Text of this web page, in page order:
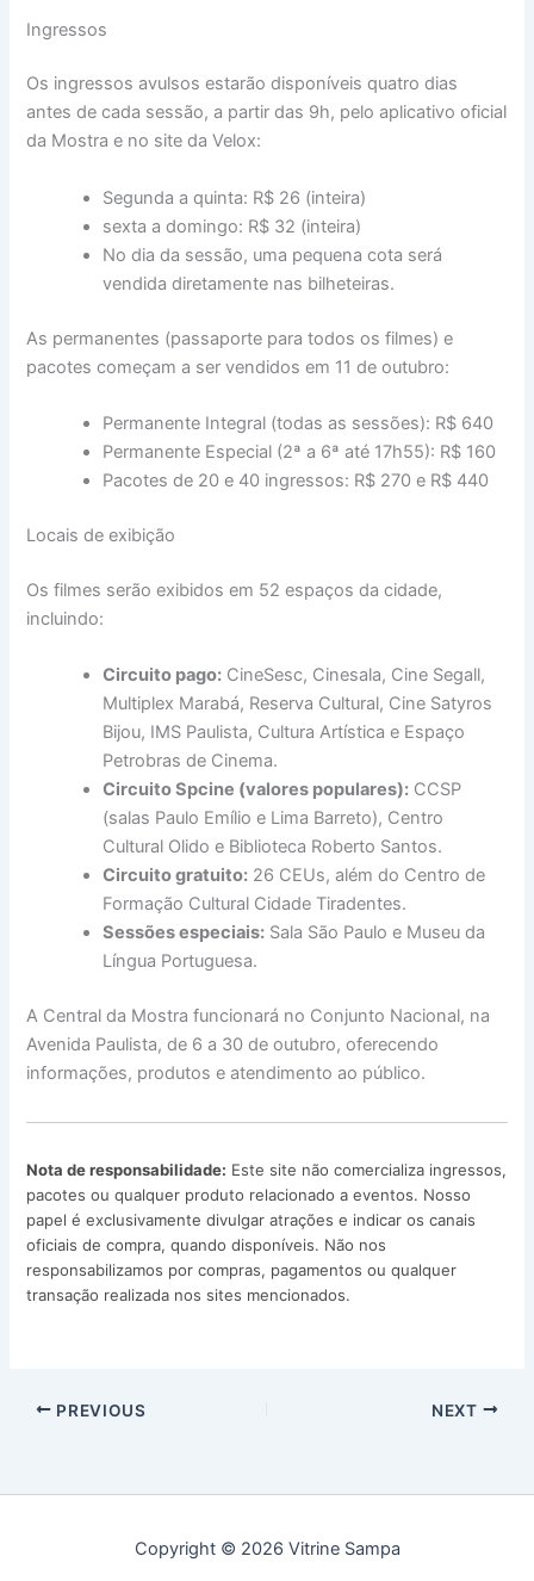
Ingressos
Os ingressos avulsos estarão disponíveis quatro dias
antes de cada sessão, a partir das 9h, pelo aplicativo oficial
da Mostra e no site da Velox:
Segunda a quinta: R$ 26 (inteira)
sexta a domingo: R$ 32 (inteira)
No dia da sessão, uma pequena cota será
vendida diretamente nas bilheteiras.
As permanentes (passaporte para todos os filmes) e
pacotes começam a ser vendidos em 11 de outubro:
Permanente Integral (todas as sessões): R$ 640
Permanente Especial (2ª a 6ª até 17h55): R$ 160
Pacotes de 20 e 40 ingressos: R$ 270 e R$ 440
Locais de exibição
Os filmes serão exibidos em 52 espaços da cidade,
incluindo:
Circuito pago: CineSesc, Cinesala, Cine Segall,
Multiplex Marabá, Reserva Cultural, Cine Satyros
Bijou, IMS Paulista, Cultura Artística e Espaço
Petrobras de Cinema.
Circuito Spcine (valores populares): CCSP
(salas Paulo Emílio e Lima Barreto), Centro
Cultural Olido e Biblioteca Roberto Santos.
Circuito gratuito: 26 CEUs, além do Centro de
Formação Cultural Cidade Tiradentes.
Sessões especiais: Sala São Paulo e Museu da
Língua Portuguesa.
A Central da Mostra funcionará no Conjunto Nacional, na
Avenida Paulista, de 6 a 30 de outubro, oferecendo
informações, produtos e atendimento ao público.
Nota de responsabilidade: Este site não comercializa ingressos,
pacotes ou qualquer produto relacionado a eventos. Nosso
papel é exclusivamente divulgar atrações e indicar os canais
oficiais de compra, quando disponíveis. Não nos
responsabilizamos por compras, pagamentos ou qualquer
transação realizada nos sites mencionados.
PREVIOUS NEXT
Copyright © 2026 Vitrine Sampa